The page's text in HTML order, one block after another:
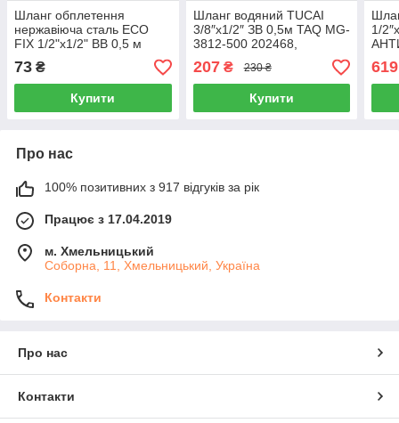
Шланг обплетення
нержавіюча сталь ECO
FIX 1/2"х1/2" ВВ 0,5 м
EPDM, Китай
73 ₴
Купити
Шланг водяний TUCAI
3/8″x1/2″ ЗВ 0,5м TAQ MG-
3812-500 202468,
обплетення нержавіюча
сталь, Іспанія
207₴ 230 ₴
Купити
1/
Про нас
100% позитивних з 917 відгуків за рік
Працює з 17.04.2019
м. Хмельницький
Соборна, 11, Хмельницький, Україна
Контакти
Про нас
Контакти